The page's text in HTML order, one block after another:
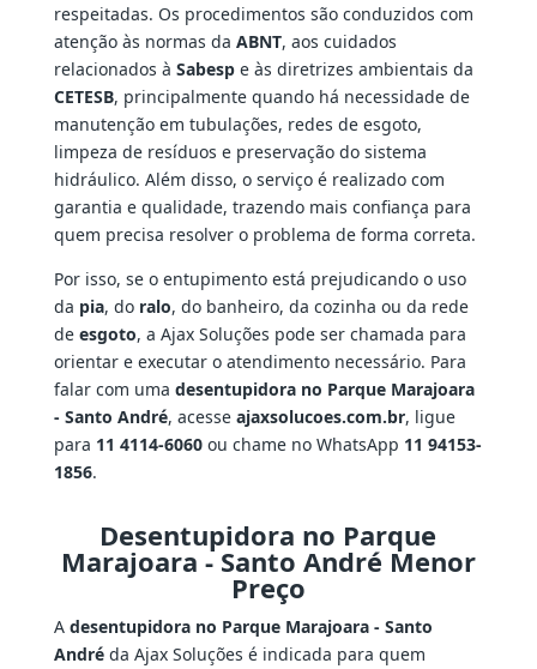
respeitadas. Os procedimentos são conduzidos com
atenção às normas da ABNT, aos cuidados
relacionados à Sabespe às diretrizes ambientais da
CETESB, principalmente quando há necessidade de
manutenção em tubulações, redes de esgoto,
limpeza de resíduos e preservação do sistema
hidráulico. Além disso, o serviço é realizado com
garantia e qualidade, trazendo mais confiança para
quem precisa resolver o problema de forma correta.
Por isso, se o entupimento está prejudicando o uso
da pia, do ralo, do banheiro, da cozinha ou da rede
de esgoto, a Ajax Soluções pode ser chamada para
orientar e executar o atendimento necessário. Para
falar com uma desentupidora no Parque Marajoara
- Santo André, acesse ajaxsolucoes.com.br, ligue
para 11 4114-6060ou chame no WhatsApp 11 94153-
1856.
Desentupidora no Parque
Marajoara - Santo André Menor
Preço
A desentupidora no Parque Marajoara - Santo
Andréda Ajax Soluções é indicada para quem